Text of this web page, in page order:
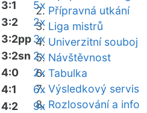
Přípravná utkání
Liga mistrů
Univerzitní souboj
Návštěvnost
Tabulka
Výsledkový servis
Rozlosování a info
3:1
5x
3:2
2x
3:2pp3x
3:2sn 2x
4:0
2x
4:1
6x
4:2
9x